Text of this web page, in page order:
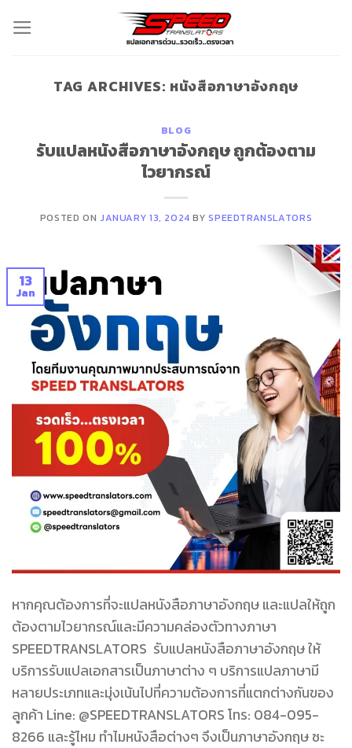
TAG ARCHIVES: หนังสือภาษาอังกฤษ
BLOG
รับแปลหนังสือภาษาอังกฤษ ถูกต้องตาม
ไวยากรณ์
POSTED ON JANUARY 13, 2024 BYSPEEDTRANSLATORS
13
Jan
หากคุณต้องการที่จะแปลหนังสือภาษาอังกฤษ และแปลให้ถูก
ต้องตามไวยากรณ์และมีความคล่องตัวทางภาษา
SPEEDTRANSLATORS รับแปลหนังสือภาษาอังกฤษ ให้
บริการรับแปลเอกสารเป็นภาษาต่าง ๆ บริการแปลภาษามี
หลายประเภทและมุ่งเน้นไปที่ความต้องการที่แตกต่างกันของ
ลูกค้า Line: @SPEEDTRANSLATORS โทร: 084-095-
8266 และรู้ไหม ทำไมหนังสือต่างๆ จึงเป็นภาษาอังกฤษ ซะ